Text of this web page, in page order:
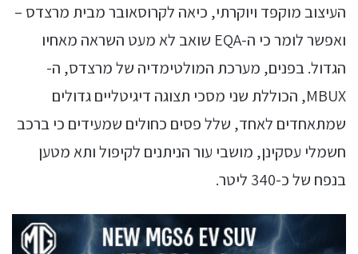
העיצוב מוקפד ויוקרתי, כיאה לקרוסאובר מבית מרצדס –
ואפשר לומר כי ה-EQA שואב לא מעט השראה מאחיו
הגדול. בפנים, מערכת המולטימדיה של מרצדס, ה-
MBUX, הכוללת שני מסכי תצוגה דיגיטליים גדולים
שמתאחדים לאחד, שלל פסים כחולים שמעידים כי ברכב
חשמלי עסקינן, מושבי עור הניתנים לקיפול ותא מטען
בנפח של כ-340 ליטר.